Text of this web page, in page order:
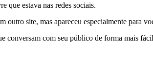
que estava nas redes sociais.
site, mas apareceu especialmente para
conversam com seu público de forma mais